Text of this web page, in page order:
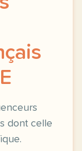
dont celle